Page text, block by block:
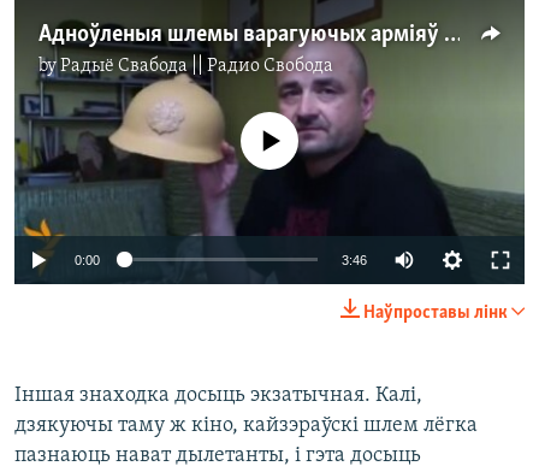
Адноўленыя шлемы варагуючых арміяў мірна ўжываюцца на адной паліцы
byРадыё Свабода || Радио Свобода
No media source currently available
0:00 3:46
Наўпроставы лінк
Іншая знаходка досыць экзатычная. Калі,
дзякуючы таму ж кіно, кайзэраўскі шлем лёгка
пазнаюць нават дылетанты, і гэта досыць